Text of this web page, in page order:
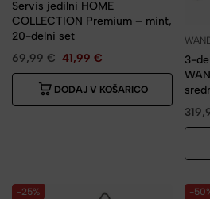
Servis jedilni HOME
COLLECTION Premium – mint,
20-delni set
69,99€ 41,99 €
DODAJ V KOŠARICO
3-
-25% -